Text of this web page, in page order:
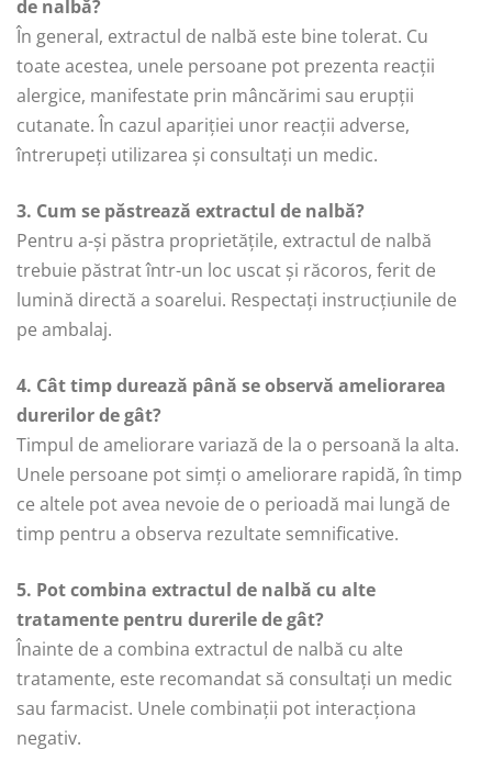
de nalbă?
În general, extractul de nalbă este bine tolerat. Cu
toate acestea, unele persoane pot prezenta reacții
alergice, manifestate prin mâncărimi sau erupții
cutanate. În cazul apariției unor reacții adverse,
întrerupeți utilizarea și consultați un medic.
3. Cum se păstrează extractul de nalbă?
Pentru a-și păstra proprietățile, extractul de nalbă
trebuie păstrat într-un loc uscat și răcoros, ferit de
lumină directă a soarelui. Respectați instrucțiunile de
pe ambalaj.
4. Cât timp durează până se observă ameliorarea
durerilor de gât?
Timpul de ameliorare variază de la o persoană la alta.
Unele persoane pot simți o ameliorare rapidă, în timp
ce altele pot avea nevoie de o perioadă mai lungă de
timp pentru a observa rezultate semnificative.
5. Pot combina extractul de nalbă cu alte
tratamente pentru durerile de gât?
Înainte de a combina extractul de nalbă cu alte
tratamente, este recomandat să consultați un medic
sau farmacist. Unele combinații pot interacționa
negativ.